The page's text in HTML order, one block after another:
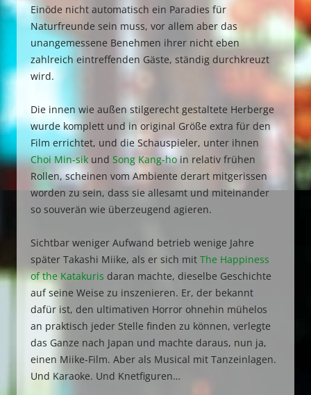
Einöde nicht automatisch ein Paradies für
Naturfreunde sein muss, vor allem aber das
unangemessene Benehmen ihrer nicht eben
zahlreich eintreffenden Gäste, ständig durchkreuzt
wird.
Die innen wie außen stilgerecht gestaltete Herberge
wurde komplett und in original Größe extra für den
Film errichtet, und die Schauspieler, unter ihnen
Choi Min-sik und Song Kang-hoin relativ frühen
Rollen, scheinen vom Ambiente derart mitgerissen
worden zu sein, dass sie allesamt und miteinander
so souverän wie überzeugend agieren.
Sichtbar weniger Aufwand betrieb wenige Jahre
später Takashi Miike, als er sich mit The Happiness
of the Katakuris daran machte, dieselbe Geschichte
auf seine Weise zu inszenieren. Er, der bekannt
dafür ist, den ultimativen Horror ohnehin mühelos
an praktisch jeder Stelle finden zu können, verlegte
das Ganze nach Japan und machte daraus, nun ja,
einen Miike-Film. Aber als Musical mit Tanzeinlagen.
Und Karaoke. Und Knetfiguren…